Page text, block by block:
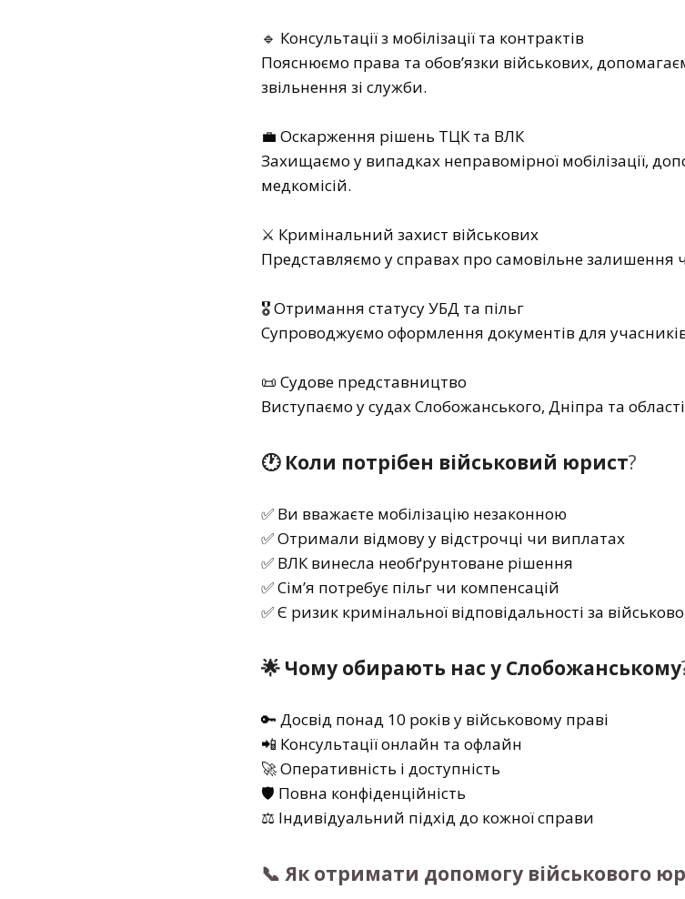
🔹 Консультації з мобілізації та контрактів
Пояснюємо права та обов’язки військових,
звільнення зі служби.
💼 Оскарження рішень ТЦК та ВЛК
Захищаємо у випадках неправомірної мобілізації,
медкомісій.
⚔️ Кримінальний захист військових
Представляємо у справах про самовільне залишення
🎖 Отримання статусу УБД та пільг
Супроводжуємо оформлення документів для
📜 Судове представництво
Виступаємо у судах Слобожанського, Дніпра та
🕐 Коли потрібен військовий юрист?
✅ Ви вважаєте мобілізацію незаконною
✅ Отримали відмову у відстрочці чи виплатах
✅ ВЛК винесла необґрунтоване рішення
✅ Сім’я потребує пільг чи компенсацій
✅ Є ризик кримінальної відповідальності за
🌟 Чому обирають нас у Слобожанському
🔑 Досвід понад 10 років у військовому праві
📲 Консультації онлайн та офлайн
🚀 Оперативність і доступність
🛡 Повна конфіденційність
⚖️ Індивідуальний підхід до кожної справи
📞 Як отримати допомогу військового